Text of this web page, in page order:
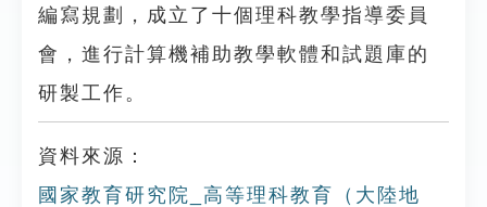
編寫規劃，成立了十個理科教學指導委員
會，進行計算機補助教學軟體和試題庫的
研製工作。
資料來源：
國家教育研究院_高等理科教育（大陸地